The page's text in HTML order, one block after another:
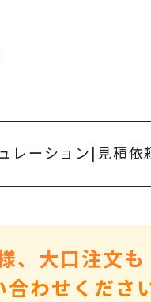
安全大会ノベルティ・記念
インバウンド･外国人観光
粗品・営業配布
入学・卒業記念品
レーション| 見積依
、大口注文も
わせくださ